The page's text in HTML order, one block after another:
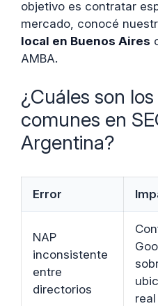
objetivo es contratar
mercado, conocé
local en Buenos Aires
AMBA.
¿Cuáles son
comunes en
Argentina?
Error
NAP
inconsistente
entre
directorios
real